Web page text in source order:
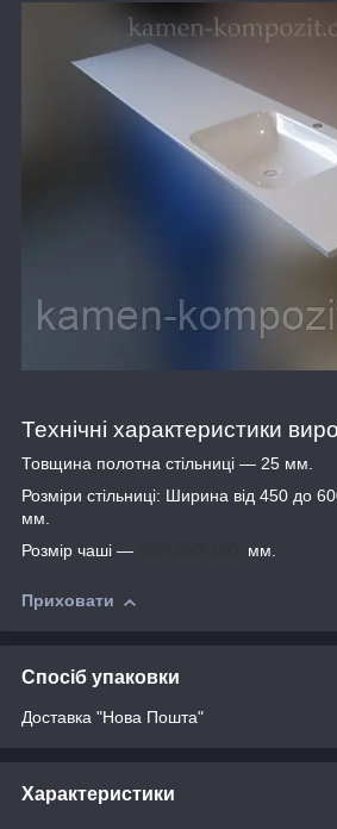
Технічні характеристики
Товщина полотна стільниці — 25 мм.
Розміри стільниці: Ширина від 450 до
мм.
Розмір чаші —
мм.
Приховати
Спосіб упаковки
Доставка "Нова Пошта"
Характеристики